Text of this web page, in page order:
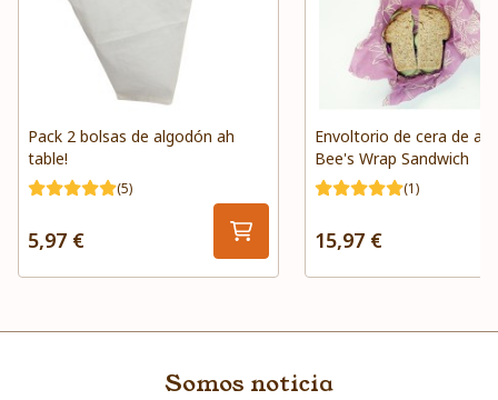
Pack 2 bolsas de algodón ah
table!
(5)
5,97 €
Envoltorio de cera de
Bee's Wrap Sandwich
(1)
15,97 €
Somos noticia